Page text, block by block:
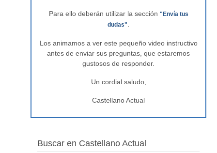
Para ello deberán utilizar la sección "Envía tus
dudas"
Los animamos a ver este pequeño video instructivo
antes de enviar sus preguntas, que estaremos
gustosos de responder.
Un cordial saludo,
Castellano Actual
Buscar en Castellano Actual